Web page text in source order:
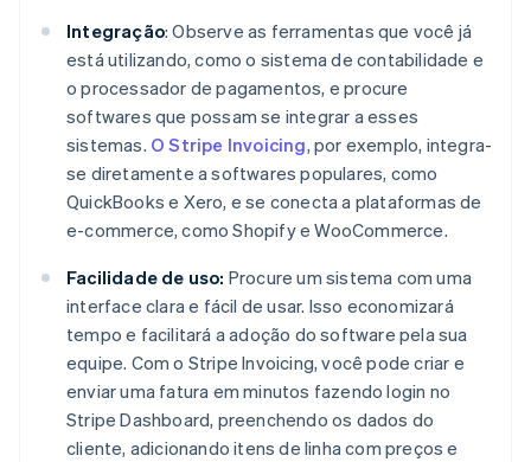
Integração: Observe as ferramentas que você já
está utilizando, como o sistema de contabilidade e
o processador de pagamentos, e procure
softwares que possam se integrar a esses
sistemas. O Stripe Invoicing, por exemplo, integra-
se diretamente a softwares populares, como
QuickBooks e Xero, e se conecta a plataformas de
e-commerce, como Shopify e WooCommerce.
Facilidade de uso: Procure um sistema com uma
interface clara e fácil de usar. Isso economizará
tempo e facilitará a adoção do software pela sua
equipe. Com o Stripe Invoicing, você pode criar e
enviar uma fatura em minutos fazendo login no
Stripe Dashboard, preenchendo os dados do
cliente, adicionando itens de linha com preços e